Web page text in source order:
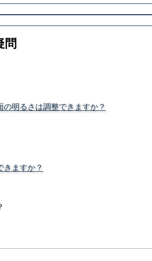
問
明るさは調整できますか？
きますか？